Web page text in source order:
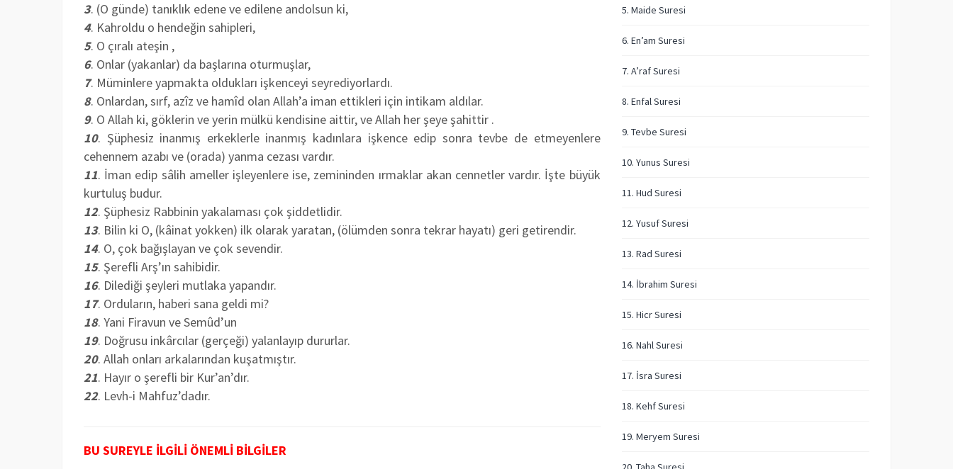
3. (O günde) tanıklık edene ve edilene andolsun ki,
4. Kahroldu o hendeğin sahipleri,
5. O çıralı ateşin ,
6. Onlar (yakanlar) da başlarına oturmuşlar,
7. Müminlere yapmakta oldukları işkenceyi seyrediyorlardı.
8. Onlardan, sırf, azîz ve hamîd olan Allah’a iman ettikleri için intikam aldılar.
9. O Allah ki, göklerin ve yerin mülkü kendisine aittir, ve Allah her şeye şahittir .
10. Şüphesiz inanmış erkeklerle inanmış kadınlara işkence edip sonra tevbe de etmeyenlere
cehennem azabı ve (orada) yanma cezası vardır.
11. İman edip sâlih ameller işleyenlere ise, zemininden ırmaklar akan cennetler vardır. İşte büyük
kurtuluş budur.
12. Şüphesiz Rabbinin yakalaması çok şiddetlidir.
13. Bilin ki O, (kâinat yokken) ilk olarak yaratan, (ölümden sonra tekrar hayatı) geri getirendir.
14. O, çok bağışlayan ve çok sevendir.
15. Şerefli Arş’ın sahibidir.
16. Dilediği şeyleri mutlaka yapandır.
17. Orduların, haberi sana geldi mi?
18. Yani Firavun ve Semûd’un
19. Doğrusu inkârcılar (gerçeği) yalanlayıp dururlar.
20. Allah onları arkalarından kuşatmıştır.
21. Hayır o şerefli bir Kur’an’dır.
22. Levh-i Mahfuz’dadır.
BU SUREYLE İLGİLİ ÖNEMLİ BİLGİLER
5. Maide Suresi
6. En’am Suresi
7. A’raf Suresi
8. Enfal Suresi
9. Tevbe Suresi
10. Yunus Suresi
11. Hud Suresi
12. Yusuf Suresi
13. Rad Suresi
14. İbrahim Suresi
15. Hicr Suresi
16. Nahl Suresi
17. İsra Suresi
18. Kehf Suresi
19. Meryem Suresi